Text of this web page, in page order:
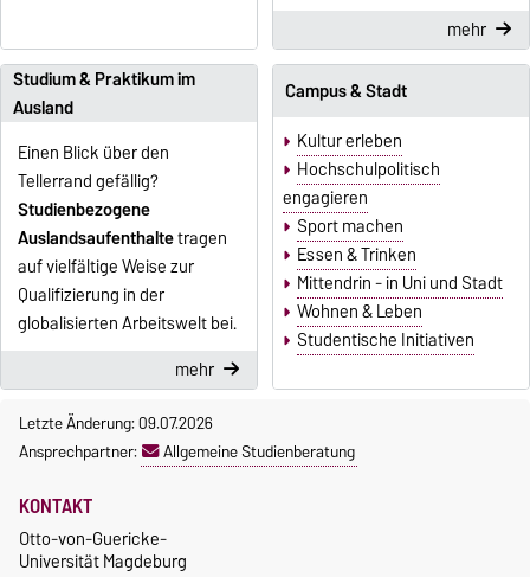
mehr
Studium & Praktikum im
Ausland
Einen Blick über den
Tellerrand gefällig?
Studienbezogene
Auslandsaufenthaltetragen
auf vielfältige Weise zur
Qualifizierung in der
globalisierten Arbeitswelt bei.
mehr
Campus & Stadt
Kultur erleben
Hochschulpolitisch
engagieren
Sport machen
Essen & Trinken
Mittendrin - in Uni und Stadt
Wohnen & Leben
Studentische Initiativen
Letzte Änderung: 09.07.2026
Ansprechpartner:
Allgemeine Studienberatung
KONTAKT
Otto-von-Guericke-
Universität Magdeburg